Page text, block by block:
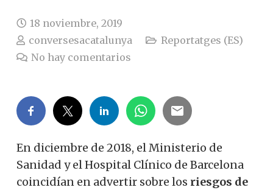
18 noviembre, 2019
conversesacatalunya
Reportatges (ES)
No hay comentarios
En diciembre de 2018, el Ministerio de
Sanidad y el Hospital Clínico de Barcelona
coincidían en advertir sobre los riesgos de